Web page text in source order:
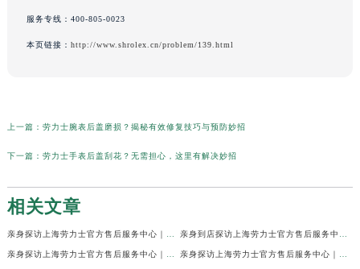
服务专线： 400-805-0023
本页链接： http://www.shrolex.cn/problem/139.html
上一篇： 劳力士腕表后盖磨损？揭秘有效修复技巧与预防妙招
下一篇： 劳力士手表后盖刮花？无需担心，这里有解决妙招
相关文章